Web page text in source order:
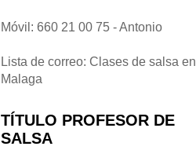
Móvil: 660 21 00 75 - Antonio
Lista de correo: Clases de salsa en
Malaga
TÍTULO PROFESOR DE
SALSA